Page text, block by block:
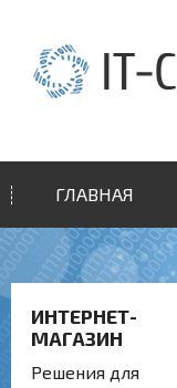
ГЛАВНАЯ
ИНТЕРНЕТ-
МАГАЗИН
Решения для